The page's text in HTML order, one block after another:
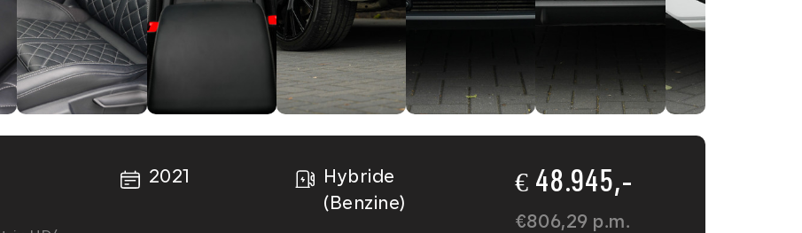
2021
Hybride
(Benzine)
€ 48.945,-
€806,29 p.m.